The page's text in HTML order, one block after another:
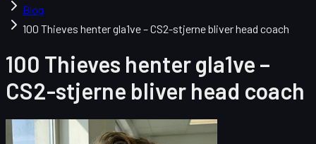
Blog
100 Thieves henter gla1ve – CS2-stjerne bliver head coach
100 Thieves henter gla1ve –
CS2-stjerne bliver head coach